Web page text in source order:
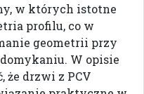
w których istotne
profilu, co w
geometrii przy
W opisie
że drzwi z PCV